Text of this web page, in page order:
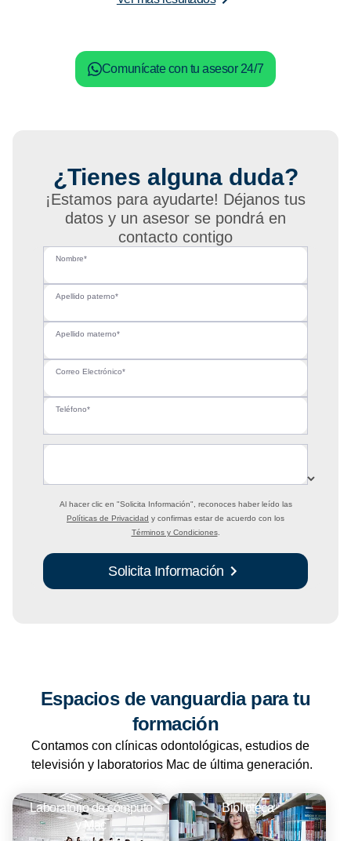
Comunícate con tu asesor 24/7
¿Tienes alguna duda?
¡Estamos para ayudarte! Déjanos tus
datos y un asesor se pondrá en
contacto contigo
Nombre*
Apellido paterno*
Apellido materno*
Correo Electrónico*
Teléfono*
Al hacer clic en "Solicita Información" , reconoces haber leído las
Políticas de Privacidad y confirmas estar de acuerdo con los
Términos y Condiciones.
Solicita Información
Espacios de vanguardia para tu
formación
Contamos con clínicas odontológicas, estudios de
televisión y laboratorios Mac de última generación.
Laboratorio de cómputo
y Mac
Biblioteca